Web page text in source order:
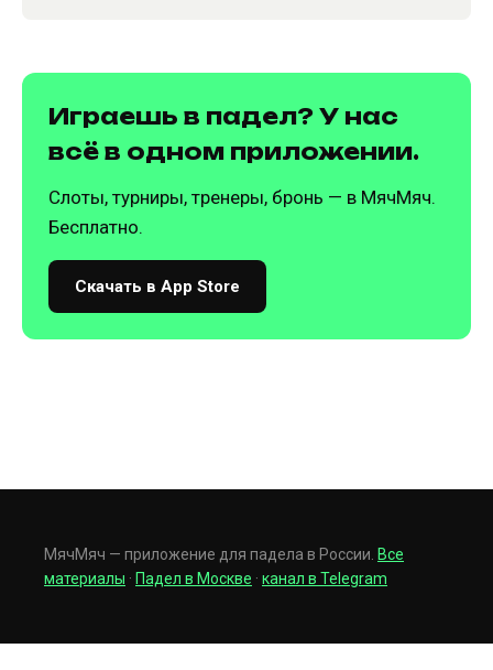
Играешь в падел? У нас
всё в одном приложении.
Слоты, турниры, тренеры, бронь — в МячМяч.
Бесплатно.
Скачать в App Store
МячМяч — приложение для падела в России. Все
материалы · Падел в Москве · канал в Telegram